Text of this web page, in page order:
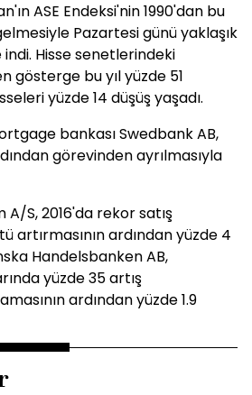
ASE Endeksi'nin 1990'dan bu
Pazartesi günü yaklaşık
indi. Hisse senetlerindeki
gösterge bu yıl yüzde 51
yüzde 14 düşüş yaşadı.
bankası Swedbank AB,
görevinden ayrılmasıyla
S, 2016'da rekor satış
artırmasının ardından yüzde 4
Handelsbanken AB,
yüzde 35 artış
ardından yüzde 1.9